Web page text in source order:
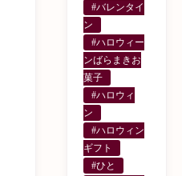
#バレンタイ
ン
#ハロウィー
ンばらまきお
菓子
#ハロウィ
ン
#ハロウィン
ギフト
#ひと